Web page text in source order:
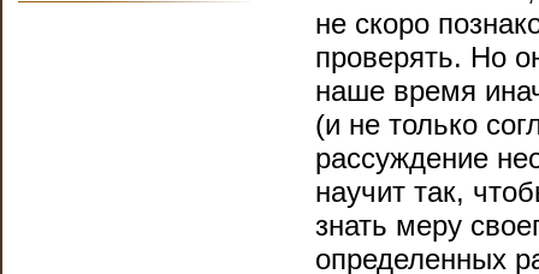
не скоро
проверять. Но
наше время
(и не только
рассуждение
научит так,
знать меру
определенных